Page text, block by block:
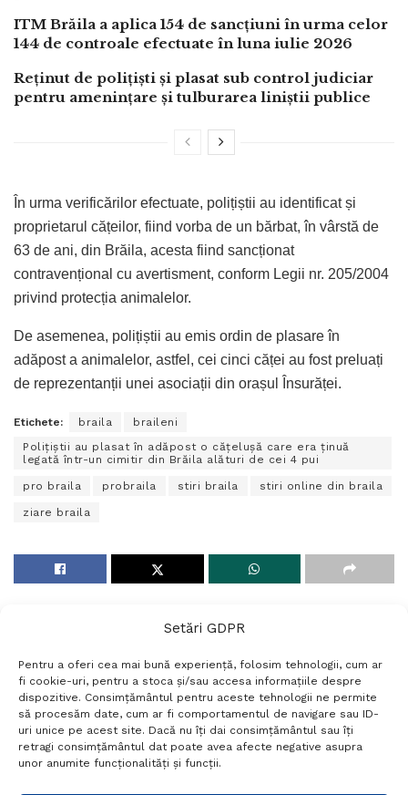
Setări GDPR
Pentru a oferi cea mai bună experiență, folosim tehnologii, cum ar
fi cookie-uri, pentru a stoca și/sau accesa informațiile despre
dispozitive. Consimțământul pentru aceste tehnologii ne permite
să procesăm date, cum ar fi comportamentul de navigare sau ID-
uri unice pe acest site. Dacă nu îți dai consimțământul sau îți
retragi consimțământul dat poate avea afecte negative asupra
unor anumite funcționalități și funcții.
ITM Brăila a aplica 154 de sancțiuni în urma celor
144 de controale efectuate în luna iulie 2026
Reținut de polițiști și plasat sub control judiciar
pentru amenințare și tulburarea liniștii publice
În urma verificărilor efectuate, polițiștii au identificat și
proprietarul cățeilor, fiind vorba de un bărbat, în vârstă de
63 de ani, din Brăila, acesta fiind sancționat
contravențional cu avertisment, conform Legii nr. 205/2004
privind protecția animalelor.
De asemenea, polițiștii au emis ordin de plasare în
adăpost a animalelor, astfel, cei cinci căței au fost preluați
de reprezentanții unei asociații din orașul Însurăței.
Etichete: braila
braileni
Polițiștii au plasat în adăpost o cățelușă care era ținuă
legată într-un cimitir din Brăila alături de cei 4 pui
pro braila probraila stiri braila stiri online din braila
ziare braila
Termeni si conditii
Politică de confidențialitate
Politica cookies
Setări GDPR